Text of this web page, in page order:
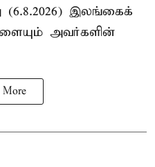
(6.8.2026) இலங்கைக்
அவர்களின்